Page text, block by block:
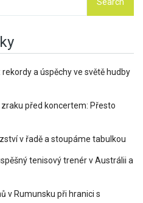
a úspěchy ve světě hudby
před koncertem: Přesto
v řadě a stoupáme tabulkou
tenisový trenér v Austrálii a
v Rumunsku při hranici s